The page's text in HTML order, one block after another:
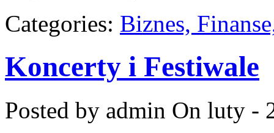
Categories: Biznes,
Koncerty i Festiwale
Posted by admin On luty -